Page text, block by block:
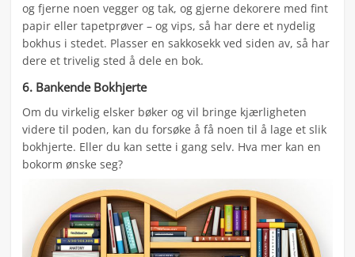
og fjerne noen vegger og tak, og gjerne dekorere med fint
papir eller tapetprøver – og vips, så har dere et nydelig
bokhus i stedet. Plasser en sakkosekk ved siden av, så har
dere et trivelig sted å dele en bok.
6. Bankende Bokhjerte
Om du virkelig elsker bøker og vil bringe kjærligheten
videre til poden, kan du forsøke å få noen til å lage et slik
bokhjerte. Eller du kan sette i gang selv. Hva mer kan en
bokorm ønske seg?